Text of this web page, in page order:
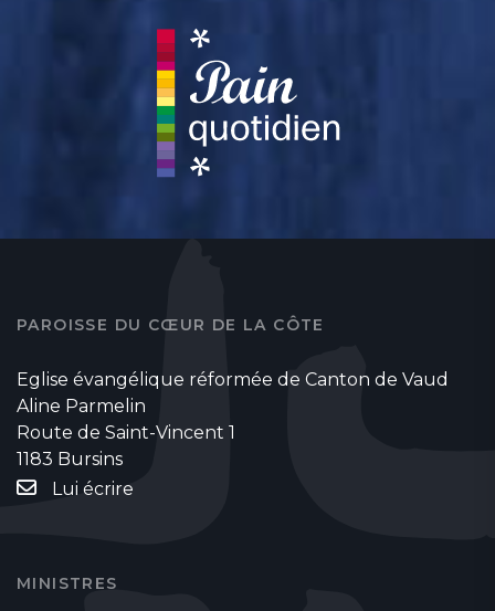
PAROISSE DU CŒUR DE LA CÔTE
Eglise évangélique réformée de Canton de Vaud
Aline Parmelin
Route de Saint-Vincent 1
1183 Bursins
Lui écrire
MINISTRES